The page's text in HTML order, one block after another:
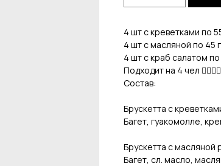
4 шт с креветками по
4 шт с масляной по 45
4 шт с краб салатом по
Подходит на 4 чел
Состав:
Брускетта с
Багет, гуакомолле,
Брускетта с масляной
Багет, сл. масло,